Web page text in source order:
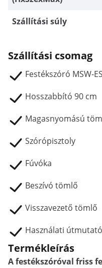
Szállítási súly
Szállítási csomag
Festékszóró MSW-
Hosszabbító 90 cm
Magasnyomású
Szórópisztoly
Fúvóka
Beszívó tömlő
Visszavezető tömlő
Használati útmutató
Termékleírás
A festékszóróval friss